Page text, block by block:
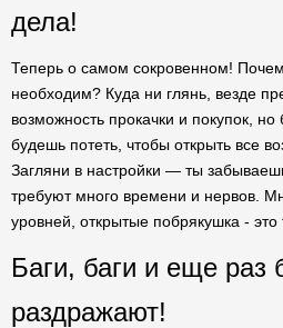
дела!
Теперь о самом сокровенном!
необходим? Куда ни глянь, везде
возможность прокачки и покупок,
будешь потеть, чтобы открыть все
Загляни в настройки — ты
требуют много времени и нервов.
уровней, открытые побрякушка - это
Баги, баги и еще раз
раздражают!